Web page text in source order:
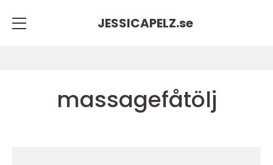
JESSICAPELZ.se
massagefåtölj